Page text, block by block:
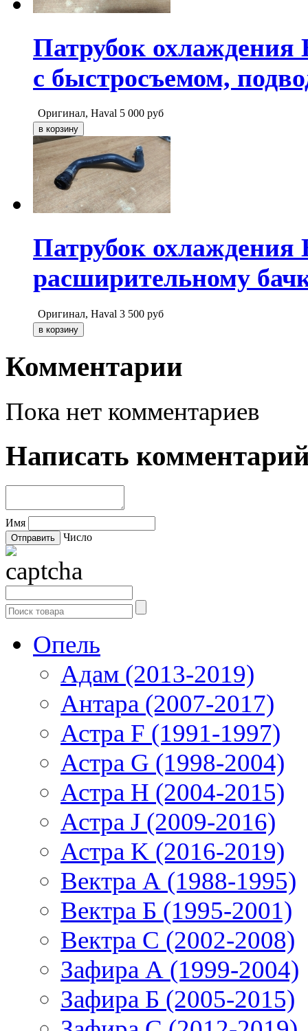
Патрубок
с быстросъемом,
Оригинал, Haval 5 000 руб
Патрубок
расширительному
Оригинал, Haval 3 500 руб
Комментарии
Пока нет комментариев
Написать
Имя
Число
Опель
Адам (2013-2019)
Антара (2007-2017)
Астра F (1991-1997)
Астра G (1998-2004)
Астра H (2004-2015)
Астра J (2009-2016)
Астра K (2016-2019)
Вектра А (1988-1995)
Вектра Б (1995-2001)
Вектра С (2002-2008)
Зафира А (1999-2004)
Зафира Б (2005-2015)